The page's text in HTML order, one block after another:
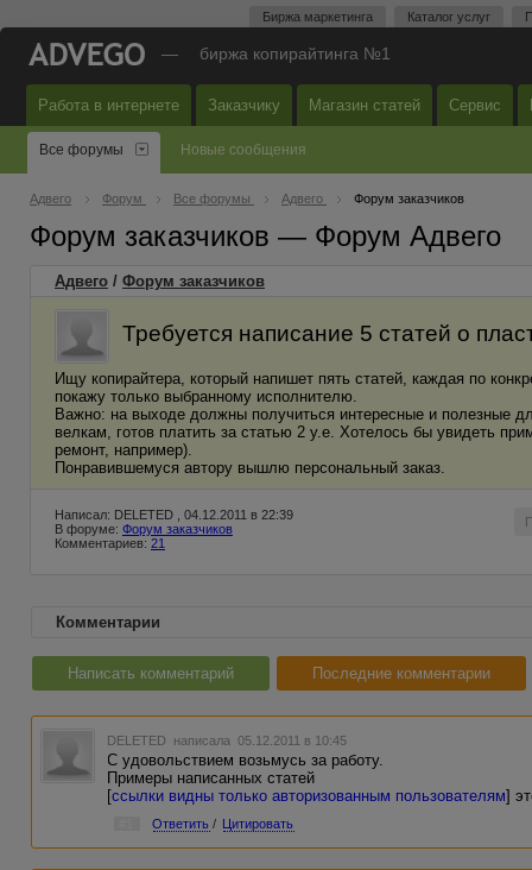
Биржа маркетинга Каталог услуг
— биржа копирайтинга №1
Работа в интернете Заказчику Магазин статей Сервис
Все форумы Новые сообщения
Адвего Форум Все форумы Адвего Форум заказчиков
Форум заказчиков — Форум Адвего
Адвего / Форум заказчиков
Требуется написание 5 статей о
Ищу копирайтера, который напишет пять статей, каждая по
покажу только выбранному исполнителю.
Важно: на выходе должны получиться интересные и полезные
велкам, готов платить за статью 2 у.е. Хотелось бы увидеть
ремонт, например).
Понравившемуся автору вышлю персональный заказ.
Написал: DELETED , 04.12.2011 в 22:39
В форуме: Форум заказчиков
Комментариев: 21
Комментарии
Написать комментарий Последние комментарии
DELETED написала 05.12.2011 в 10:45
С удовольствием возьмусь за работу.
Примеры написанных статей
[ссылки видны только авторизованным пользователям]
Ответить / Цитировать